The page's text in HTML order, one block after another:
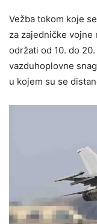
Vežba tokom koje
za zajedničke vojne
održati od 10. do
vazduhoplovne
u kojem su se